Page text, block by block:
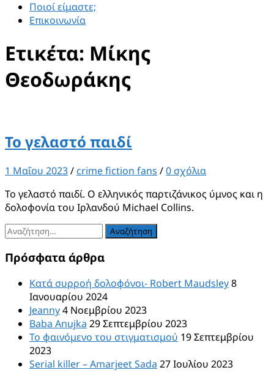
Ποιοί είμαστε;
Επικοινωνία
Ετικέτα: Μίκης
Θεοδωράκης
Το γελαστό παιδί
1 Μαΐου 2023/ crime fiction fans /0 σχόλια
Το γελαστό παιδί. Ο ελληνικός παρτιζάνικος ύμνος και η
δολοφονία του Ιρλανδού Michael Collins.
Αναζήτηση
για:
Πρόσφατα άρθρα
Κατά συρροή δολοφόνοι- Robert Maudsley8
Ιανουαρίου 2024
Jeanny4 Νοεμβρίου 2023
Baba Anujka 29 Σεπτεμβρίου 2023
Το φαινόμενο του στιγματισμού 19 Σεπτεμβρίου
2023
Serial killer – Amarjeet Sada 27 Ιουλίου 2023